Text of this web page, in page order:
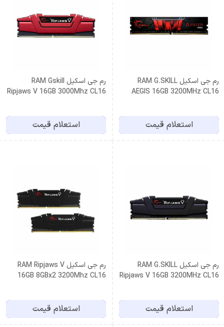
رم جی اسکیل RAM G.SKILL
AEGIS 16GB 3200MHz CL16
استعلام قیمت
رم جی اسکیل RAM Gskill
Ripjaws V 16GB 3000Mhz CL16
استعلام قیمت
رم جی اسکیل RAM G.SKILL
Ripjaws V 16GB 3200MHz CL16
استعلام قیمت
رم جی اسکیل RAM Ripjaws V
16GB 8GBx2 3200Mhz CL16
استعلام قیمت